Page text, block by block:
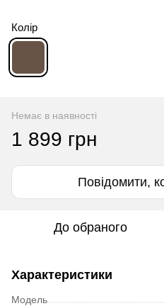
Колір
Немає в наявності
1 899 грн
Повідомити,
До обраного
Характеристики
Модель